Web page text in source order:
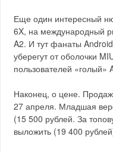
Еще один интересный
6X, на международный
A2. И тут фанаты
уберегут от оболочки
пользователей «голый»
Наконец, о цене.
27 апреля. Младшая
(15 500 рублей. За
выложить (19 400